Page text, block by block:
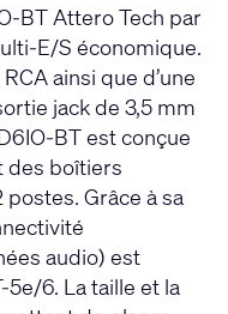
BT Attero Tech par
E/S économique.
ainsi que d’une
jack de 3,5 mm
BT est conçue
des boîtiers
Grâce à sa
audio) est
5e/6. La taille et la